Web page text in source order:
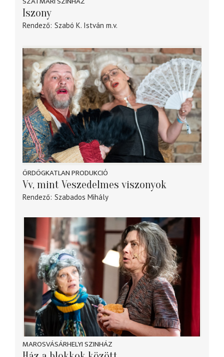
Iszony
Rendező Szabó K. István m.v.
ÖRDÖGKATLAN PRODUKCIÓ
Vv, mint Veszedelmes viszonyok
Rendező Szabados Mihály
MAROSVÁSÁRHELYI SZINHÁZ